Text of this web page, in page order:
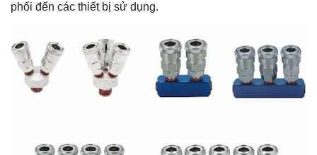
phối đến các thiết bị sử dụng.